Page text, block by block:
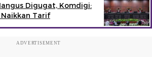
Digugat, Komdigi:
Tarif
ADVERTISEMENT